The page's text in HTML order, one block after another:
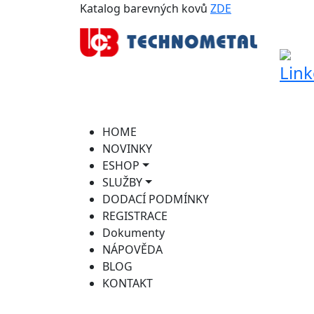
Katalog barevných kovů ZDE
HOME
NOVINKY
ESHOP
SLUŽBY
DODACÍ PODMÍNKY
REGISTRACE
Dokumenty
NÁPOVĚDA
BLOG
KONTAKT